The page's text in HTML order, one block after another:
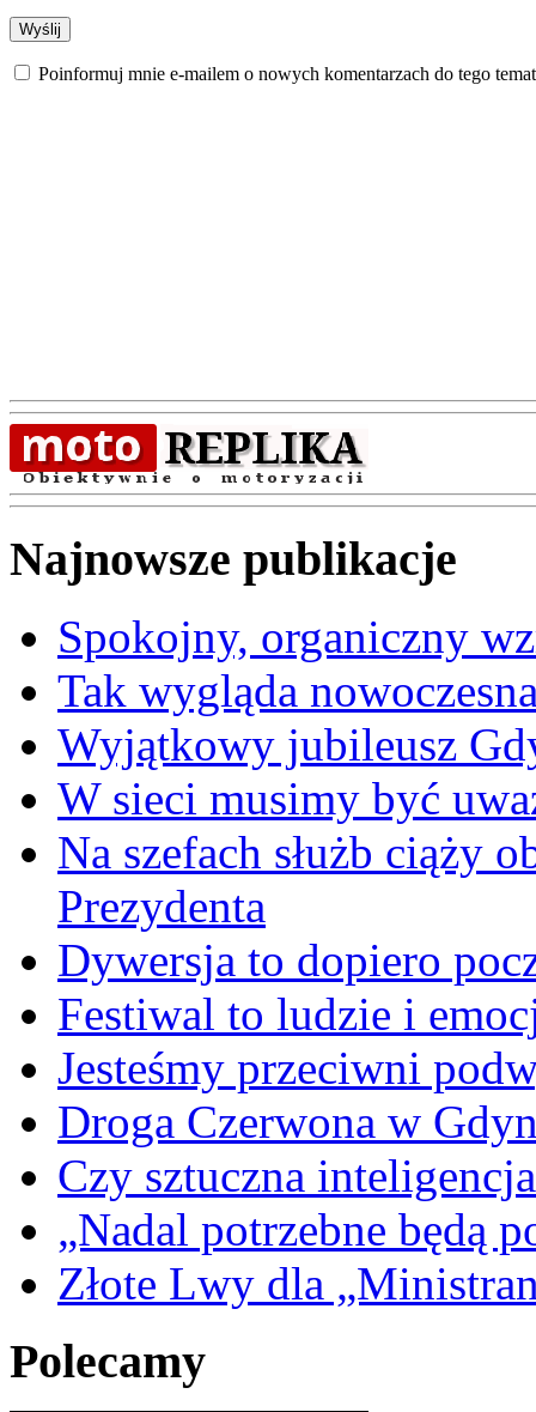
Poinformuj mnie e-mailem o nowych komentarzach do tego
Najnowsze publikacje
Spokojny, organiczny
Tak wygląda
Wyjątkowy jubileusz
W sieci musimy być
Na szefach służb ciąży
Prezydenta
Dywersja to dopiero
Festiwal to ludzie i
Jesteśmy przeciwni
Droga Czerwona w
Czy sztuczna
„Nadal potrzebne będą
Złote Lwy dla
Polecamy